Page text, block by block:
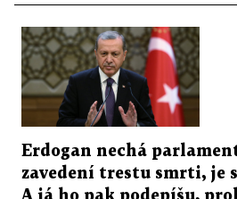
Erdogan nechá
zavedení trestu smrti, je